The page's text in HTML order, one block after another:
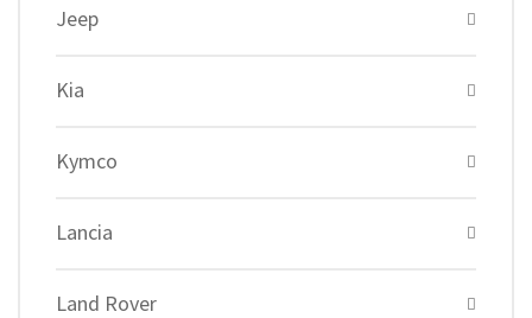
Jeep
Kia
Kymco
Lancia
Land Rover